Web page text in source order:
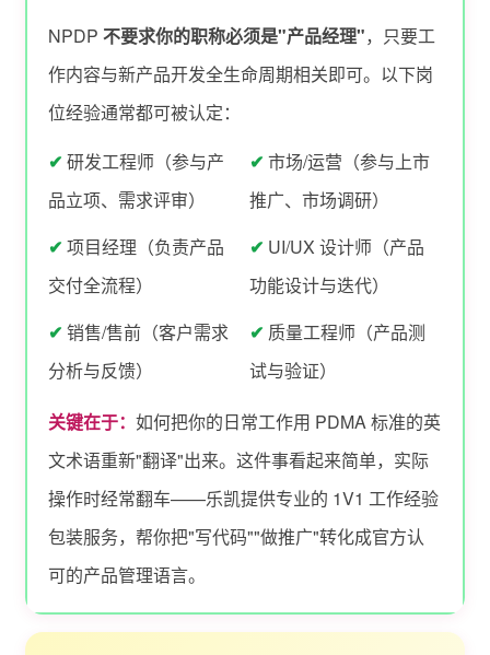
NPDP不要求你的职称必须是"产品经理"，只要工
作内容与新产品开发全生命周期相关即可。以下岗
位经验通常都可被认定：
✔ 研发工程师（参与产
品立项、需求评审）
✔ 市场/运营（参与上市
推广、市场调研）
✔ 项目经理（负责产品
交付全流程）
✔ UI/UX 设计师（产品
功能设计与迭代）
✔ 销售/售前（客户需求
分析与反馈）
✔ 质量工程师（产品测
试与验证）
关键在于：如何把你的日常工作用 PDMA 标准的英
文术语重新"翻译"出来。这件事看起来简单，实际
操作时经常翻车——乐凯提供专业的 1V1 工作经验
包装服务，帮你把"写代码""做推广"转化成官方认
可的产品管理语言。